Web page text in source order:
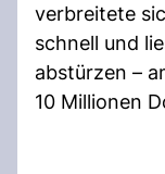
verbreitete
schnell und
abstürzen –
10 Millionen